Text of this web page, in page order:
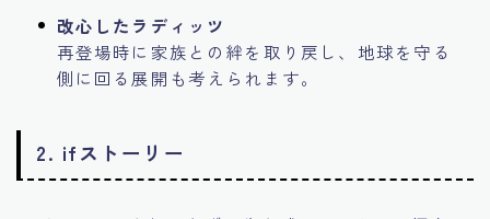
改心したラディッツ
再登場時に家族との絆を取り戻し、地球を守る
側に回る展開も考えられます。
2. ifストーリー